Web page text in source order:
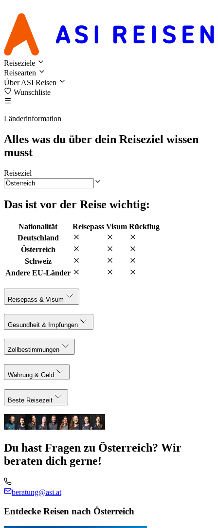
Reiseziele
Reisearten
Über ASI Reisen
Wunschliste
Länderinformation
Alles was du über dein Reiseziel wissen
musst
Reiseziel
Das ist vor der Reise wichtig:
Nationalität Reisepass Visum Rückflug
Deutschland
Österreich
Schweiz
Andere EU-Länder
Reisepass & Visum
Gesundheit & Impfungen
Zollbestimmungen
Währung & Geld
Beste Reisezeit
Du hast Fragen zu Österreich? Wir
beraten dich gerne!
beratung@asi.at
Entdecke Reisen nach Österreich